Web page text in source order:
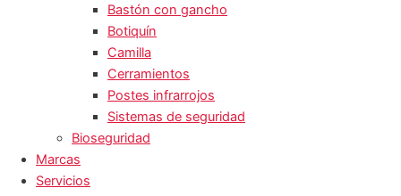
Bastón con gancho
Botiquín
Camilla
Cerramientos
Postes infrarrojos
Sistemas de seguridad
Bioseguridad
Marcas
Servicios